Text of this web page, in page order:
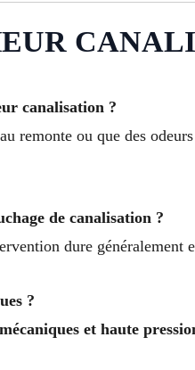
canalisation ?
remonte ou que des
de canalisation ?
dure généralement
?
mécaniques et haute